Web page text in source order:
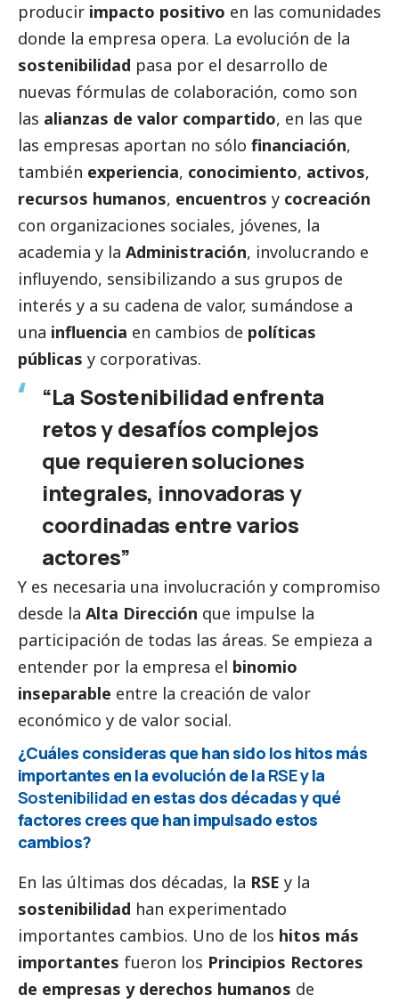
producir impacto positivo en las comunidades
donde la empresa opera. La evolución de la
sostenibilidad pasa por el desarrollo de
nuevas fórmulas de colaboración, como son
las alianzas de valor compartido, en las que
las empresas aportan no sólo financiación,
también experiencia, conocimiento, activos,
recursos humanos, encuentros y cocreación
con organizaciones sociales, jóvenes, la
academia y la Administración, involucrando e
influyendo, sensibilizando a sus grupos de
interés y a su cadena de valor, sumándose a
una influencia en cambios de políticas
públicas y corporativas.
“La Sostenibilidad enfrenta
retos y desafíos complejos
que requieren soluciones
integrales, innovadoras y
coordinadas entre varios
actores”
Y es necesaria una involucración y compromiso
desde la Alta Dirección que impulse la
participación de todas las áreas. Se empieza a
entender por la empresa el binomio
inseparable entre la creación de valor
económico y de valor social.
¿Cuáles consideras que han sido los hitos más
importantes en la evolución de la RSEy la
Sostenibilidad en estas dos décadas y qué
factores crees que han impulsado estos
cambios?
En las últimas dos décadas, la RSE y la
sostenibilidad han experimentado
importantes cambios. Uno de los hitos más
importantes fueron los Principios Rectores
de empresas y derechos humanos de